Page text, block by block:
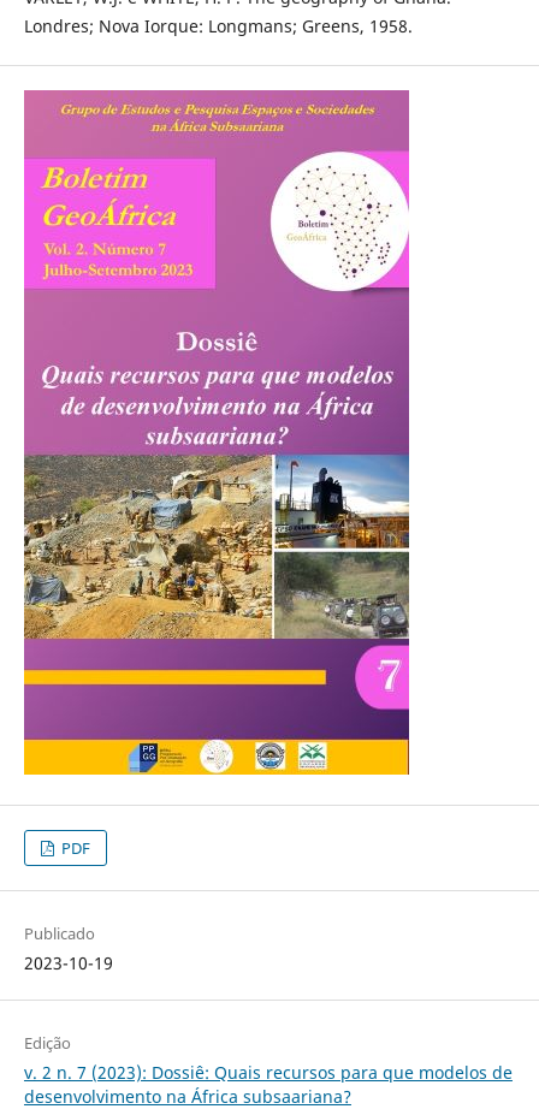
Londres; Nova Iorque: Longmans; Greens, 1958.
PDF
Publicado
2023-10-19
Edição
v. 2 n. 7 (2023): Dossiê: Quais recursos para que modelos de
desenvolvimento na África subsaariana?